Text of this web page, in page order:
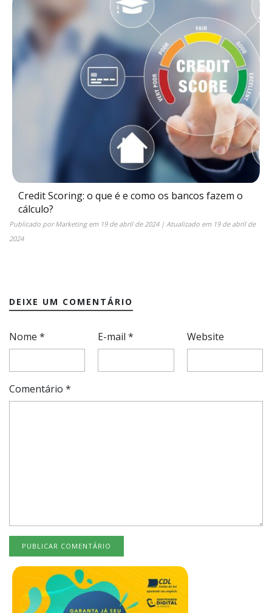
Credit Scoring: o que é e como os bancos fazem o
cálculo?
Publicado porMarketingem 19 de abril de 2024| Atualizado em 19 de abril de
2024
DEIXE UM COMENTÁRIO
Nome * E-mail* Website
Comentário *